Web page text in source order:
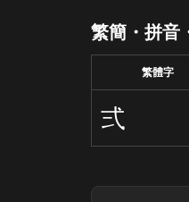
繁簡・拼音
繁體字
弍